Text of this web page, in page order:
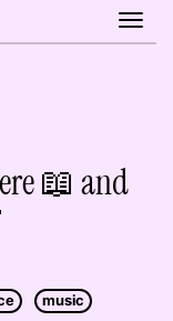
📖 and
music